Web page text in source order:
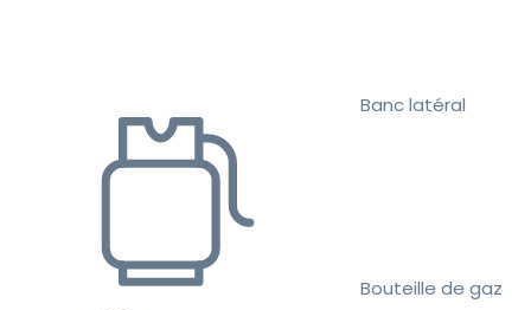
Banc latéral
Bouteille de gaz